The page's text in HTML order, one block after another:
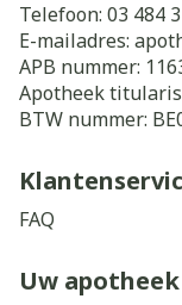
Telefoon: 03 484
E-mailadres:
APB nummer:
Apotheek
BTW nummer:
FAQ
Uw apotheek